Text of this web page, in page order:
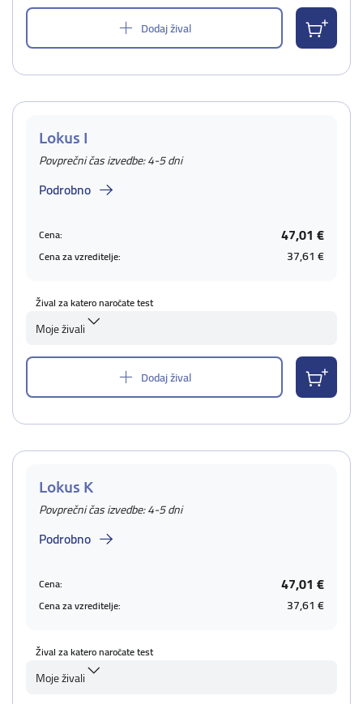
Dodaj žival
Lokus I
Povprečni čas izvedbe: 4-5 dni
Podrobno
Cena: 47,01 €
Cena za vzreditelje: 37,61 €
Žival za katero naročate test
Moje živali
Dodaj žival
Lokus K
Povprečni čas izvedbe: 4-5 dni
Podrobno
Cena: 47,01 €
Cena za vzreditelje: 37,61 €
Žival za katero naročate test
Moje živali